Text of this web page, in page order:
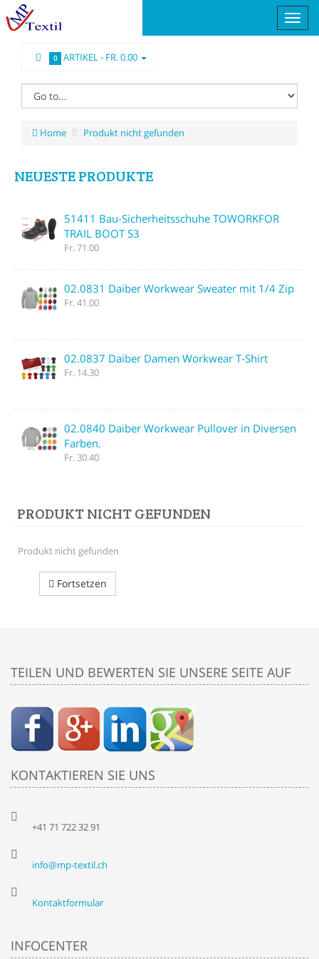
0 ARTIKEL - FR. 0.00
Home Produkt nicht gefunden
NEUESTE PRODUKTE
51411 Bau-Sicherheitsschuhe TOWORKFOR
TRAIL BOOT S3
Fr. 71.00
02.0831 Daiber Workwear Sweater mit 1/4 Zip
Fr. 41.00
02.0837 Daiber Damen Workwear T-Shirt
Fr. 14.30
02.0840 Daiber Workwear Pullover in Diversen
Farben.
Fr. 30.40
PRODUKT NICHT GEFUNDEN
Produkt nicht gefunden
Fortsetzen
TEILEN UND BEWERTEN SIE UNSERE SEITE AUF
KONTAKTIEREN SIE UNS
+41 71 722 32 91
info@mp-textil.ch
Kontaktformular
INFOCENTER